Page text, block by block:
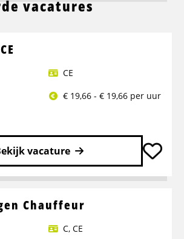
vacatures
CE
€ 19,66 - € 19,66 per uur
vacature
Chauffeur
C, CE